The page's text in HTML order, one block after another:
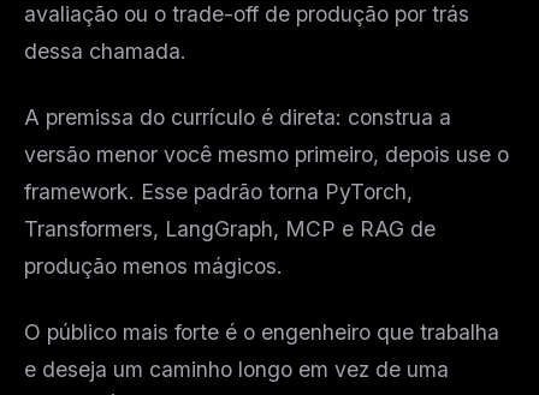
avaliação ou o trade-off de produção por trás
dessa chamada.
A premissa do currículo é direta: construa a
versão menor você mesmo primeiro, depois use o
framework. Esse padrão torna PyTorch,
Transformers, LangGraph, MCP e RAG de
produção menos mágicos.
O público mais forte é o engenheiro que trabalha
e deseja um caminho longo em vez de uma